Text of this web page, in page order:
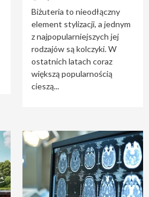
Biżuteria to nieodłączny
element stylizacji, a jednym
z najpopularniejszych jej
rodzajów są kolczyki. W
ostatnich latach coraz
większą popularnością
cieszą...